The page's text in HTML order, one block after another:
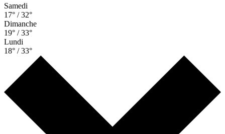
Samedi
17° / 32°
Dimanche
19° / 33°
Lundi
18° / 33°